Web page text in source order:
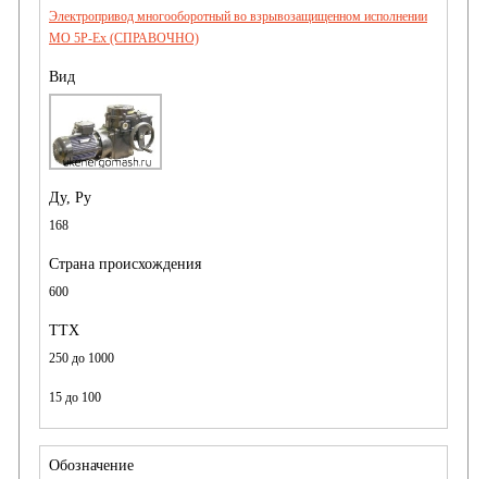
Электропривод многооборотный во взрывозащищенном исполнении
MO 5P-Ex (СПРАВОЧНО)
168
600
250 до 1000
15 до 100